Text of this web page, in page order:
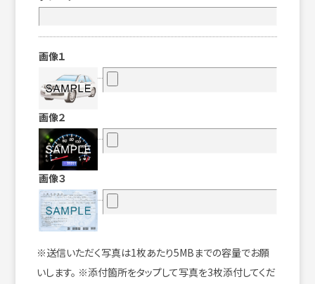
画像１
画像２
画像３
※送信いただく写真は1枚あたり5MBまでの容量でお願
いします。 ※添付箇所をタップして写真を3枚添付してくだ